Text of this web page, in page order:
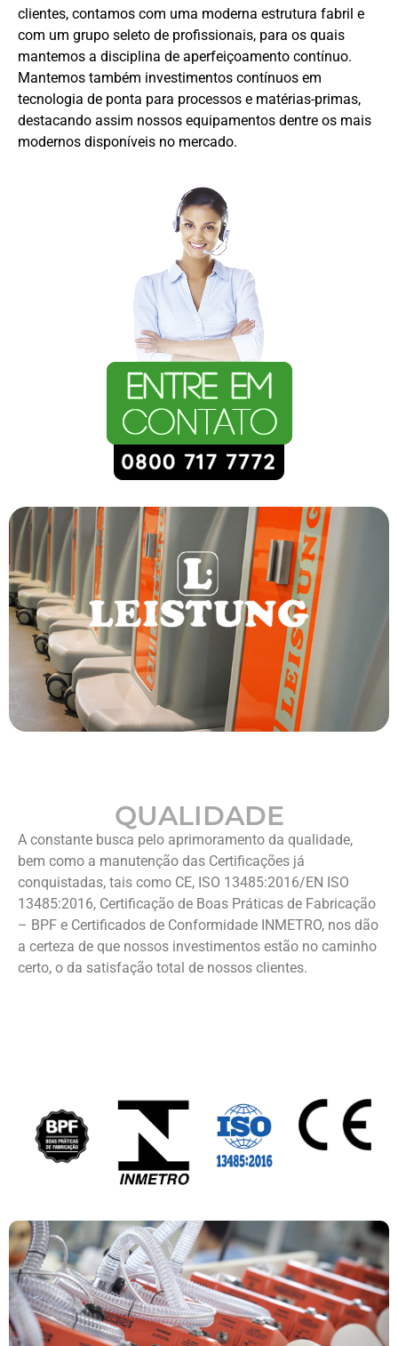
clientes, contamos com uma moderna estrutura fabril e
com um grupo seleto de profissionais, para os quais
mantemos a disciplina de aperfeiçoamento contínuo.
Mantemos também investimentos contínuos em
tecnologia de ponta para processos e matérias-primas,
destacando assim nossos equipamentos dentre os mais
modernos disponíveis no mercado.
QUALIDADE
A constante busca pelo aprimoramento da qualidade,
bem como a manutenção das Certificações já
conquistadas, tais como CE, ISO 13485:2016/EN ISO
13485:2016, Certificação de Boas Práticas de Fabricação
– BPF e Certificados de Conformidade INMETRO, nos dão
a certeza de que nossos investimentos estão no caminho
certo, o da satisfação total de nossos clientes.